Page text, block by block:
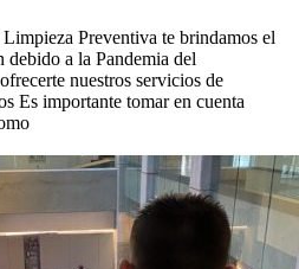
Preventiva te brindamos el
debido a la Pandemia del
nuestros servicios de
Es importante tomar en cuenta